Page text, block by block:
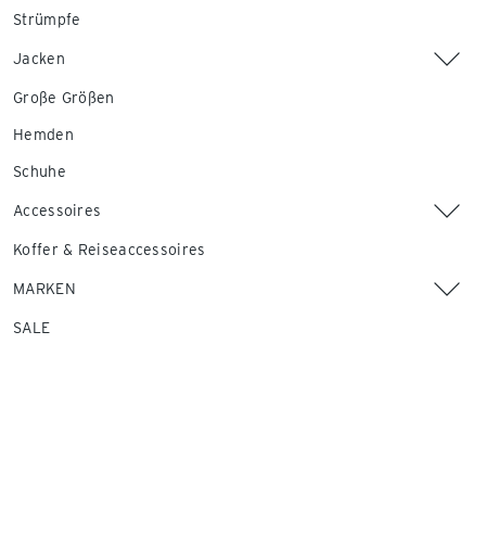
Strümpfe
Jacken
Große Größen
Hemden
Schuhe
Accessoires
Koffer & Reiseaccessoires
MARKEN
SALE